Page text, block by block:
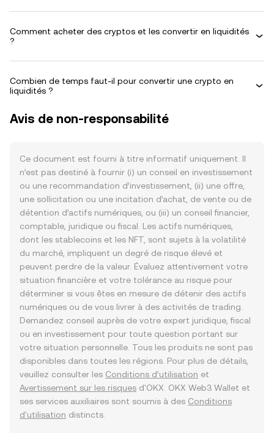
Comment acheter des cryptos et les convertir en liquidités
?
Combien de temps faut-il pour convertir une crypto en
liquidités ?
Avis de non-responsabilité
Ce document est fourni à titre informatif uniquement. Il
n’est pas destiné à fournir (i) un conseil en investissement
ou une recommandation d’investissement, (ii) une offre,
une sollicitation ou une incitation d’achat, de vente ou de
détention d’actifs numériques, ou (iii) un conseil financier,
comptable, juridique ou fiscal. Les actifs numériques,
dont les stablecoins et les NFT, sont sujets à la volatilité
du marché, impliquent un degré de risque élevé et
peuvent perdre de la valeur. Évaluez attentivement votre
situation financière et votre tolérance au risque pour
déterminer si vous êtes en mesure de détenir des actifs
numériques ou de vous livrer à des activités de trading.
Demandez conseil auprès de votre expert juridique, fiscal
ou en investissement pour toute question portant sur
votre situation personnelle. Tous les produits ne sont pas
disponibles dans toutes les régions. Pour plus de détails,
veuillez consulter les Conditions d’utilisation et
Avertissement sur les risques d'OKX. OKX Web3 Wallet et
ses services auxiliaires sont soumis à des Conditions
d'utilisation distincts.